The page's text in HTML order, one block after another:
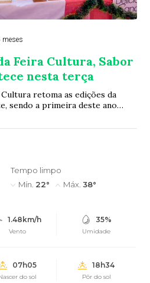
meses
Feira Cultura, Sabor
nesta terça
retoma as edições da
sendo a primeira deste ano
Tempo limpo
Mín. 22° Máx. 38°
1.48km/h
Vento
35%
Umidade
07h05
do sol
18h34
Pôr do sol